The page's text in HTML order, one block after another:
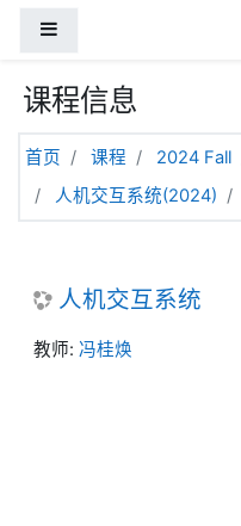
课程信息
首页 课程 2024 Fall
人机交互系统(2024)
人机交互系统
教师: 冯桂焕